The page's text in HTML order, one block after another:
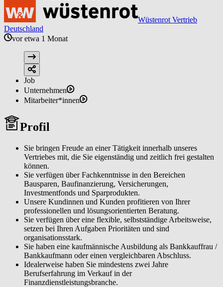
Wüstenrot Vertrieb
Deutschland
vor etwa 1 Monat
Job
Unternehmen
Mitarbeiter*innen
Profil
Sie bringen Freude an einer Tätigkeit innerhalb unseres
Vertriebes mit, die Sie eigenständig und zeitlich frei gestalten
können.
Sie verfügen über Fachkenntnisse in den Bereichen
Bausparen, Baufinanzierung, Versicherungen,
Investmentfonds und Sparprodukten.
Unsere Kundinnen und Kunden profitieren von Ihrer
professionellen und lösungsorientierten Beratung.
Sie verfügen über eine flexible, selbstständige Arbeitsweise,
setzen bei Ihren Aufgaben Prioritäten und sind
organisationsstark.
Sie haben eine kaufmännische Ausbildung als Bankkauffrau /
Bankkaufmann oder einen vergleichbaren Abschluss.
Idealerweise haben Sie mindestens zwei Jahre
Berufserfahrung im Verkauf in der
Finanzdienstleistungsbranche.